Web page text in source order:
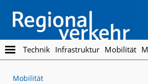
main
content
footer
Regionalverkehr
Die
Fachzeitschrift
den
Technik Infrastruktur Mobilität
Mobilität